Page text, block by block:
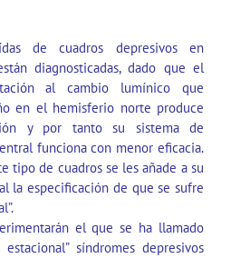
de cuadros depresivos en
diagnosticadas, dado que el
al cambio lumínico que
en el hemisferio norte produce
y por tanto su sistema de
funciona con menor eficacia.
tipo de cuadros se les añade a su
la especificación de que se sufre
el que se ha llamado
síndromes depresivos